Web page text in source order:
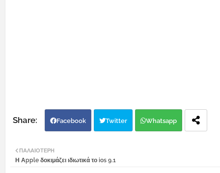
Facebook Twitter Whatsapp
ΠΑΛΑΙΌΤΕΡΗ
Η Αpple δοκιμάζει ιδιωτικά το ios 9.1